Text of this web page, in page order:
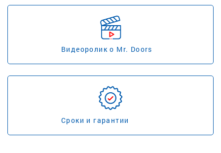
Видеоролик о Mr. Doors
Сроки и гарантии